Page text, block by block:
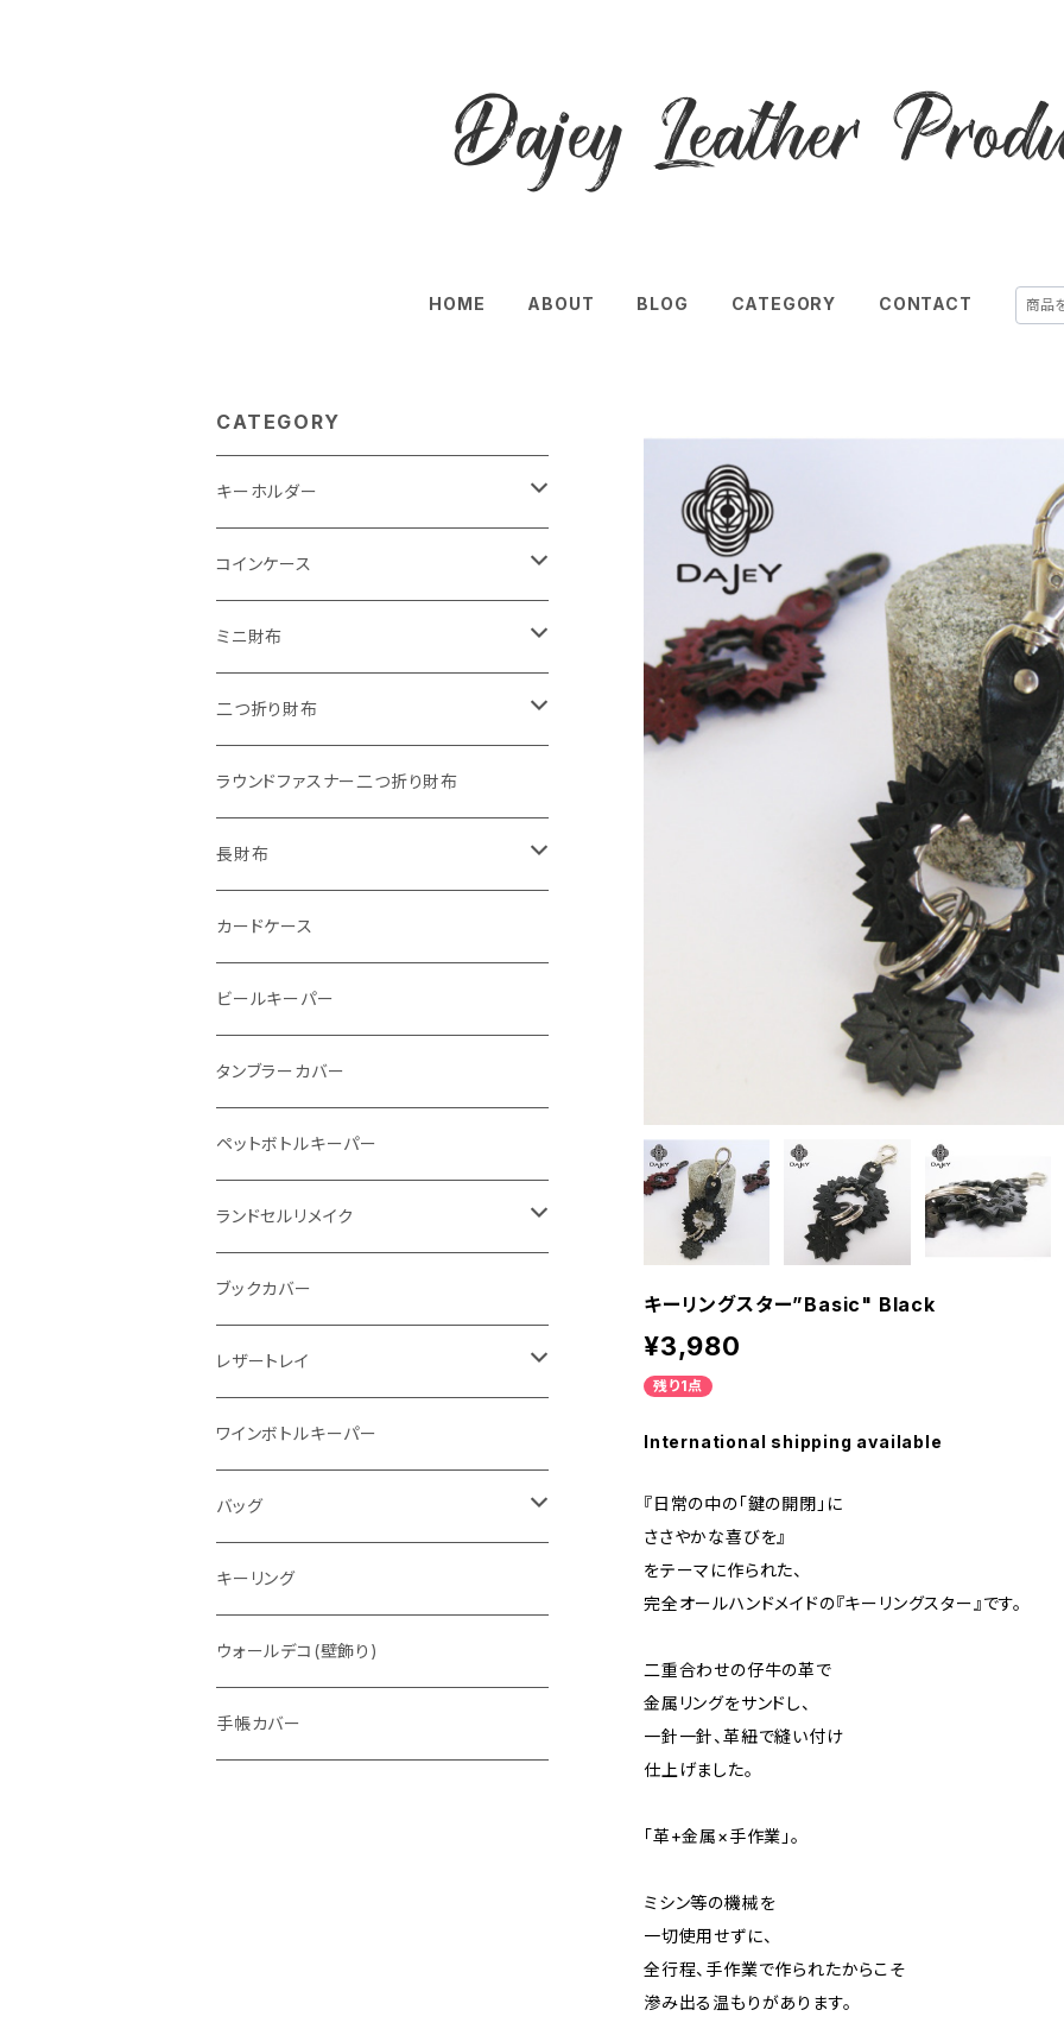
HOME ABOUT BLOG CATEGORY CONTACT
キーリングスター”Basic" Black
¥3,980
残り1点
International shipping available
『日常の中の「鍵の開閉」に
ささやかな喜びを』
をテーマに作られた、
完全オールハンドメイドの『キーリングスター』です。
二重合わせの仔牛の革で
金属リングをサンドし、
一針一針、革紐で縫い付け
仕上げました。
「革+金属×手作業」。
ミシン等の機械を
一切使用せずに、
全行程、手作業で作られたからこそ
滲み出る温もりがあります。
CATEGORY
キーホルダー
"子供の絵"キーホルダー
"餞別"キーホルダー
"うちの子"ペットキーホルダー
コインケース
ワンタッチコインケース ブライドルレザ
ー
ワンタッチコインケース ブッテーロ
ワンタッチコインケース 国産革
ファスナーコインケース
ミニ財布
"Jack"マイクロウォレット(三つ折り式)
"Ripper"マイクロウォレット(三つ折り
式)
二つ折り財布
"Basic"アートウォレット
番外編Basicアートウォレット (インポート革版)
スキニーウォレット
ストーンウォレット
メタルウォレット
インビジブルウォレット
イントレチャート 編み込みアートウォレッ
ト
"Crammy"L字フラップウォレット
"メッセージ"カリグラフィーウォレット
ラウンドファスナー二つ折り財布
長財布
折り財布
L字ファスナー
柔らか革財布
イントレチャート
ラウンドファスナー
カードケース
ビールキーパー
タンブラーカバー
ペットボトルキーパー
ランドセルリメイク
写真立て
ブックカバー
レザートレイ
番外編"Wave"
通常盤
ワインボトルキーパー
バッグ
トートバッグ
ウォレットバッグ
キーリング
ウォールデコ(壁飾り)
手帳カバー